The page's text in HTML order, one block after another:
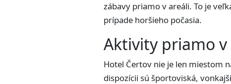
zábavy priamo v areáli. To je
prípade horšieho počasia.
Aktivity priamo
Hotel Čertov nie je len miestom
dispozícii sú športoviská,